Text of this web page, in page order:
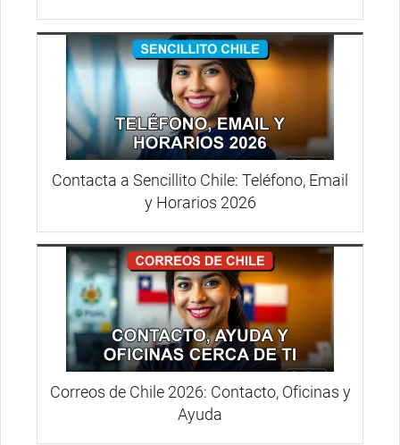
Contacta a Sencillito Chile: Teléfono, Email
y Horarios 2026
Correos de Chile 2026: Contacto, Oficinas y
Ayuda